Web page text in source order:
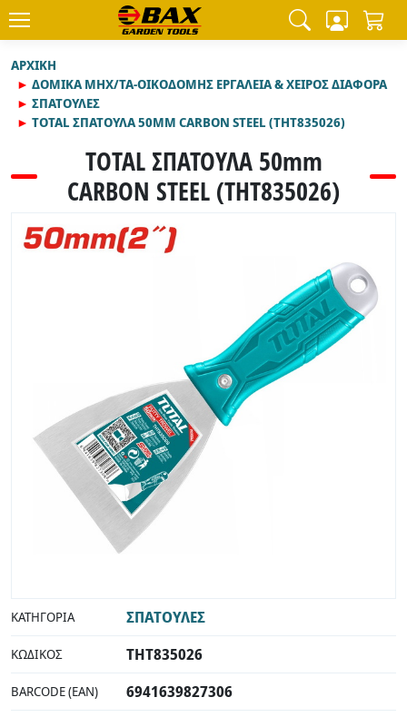
ΑΡΧΙΚΉ
ΔΟΜΙΚΑ ΜΗΧ/ΤΑ-ΟΙΚΟΔΟΜΗΣ ΕΡΓΑΛΕΙΑ & ΧΕΙΡΟΣ ΔΙΑΦΟΡΑ
ΣΠΑΤΟΥΛΕΣ
TOTAL ΣΠΑΤΟΥΛΑ 50MM CARBON STEEL (THT835026)
TOTAL ΣΠΑΤΟΥΛΑ 50mm
CARBON STEEL (THT835026)
ΚΑΤΗΓΟΡΊΑ ΣΠΑΤΟΥΛΕΣ
ΚΩΔΙΚΌΣ THT835026
BARCODE (EAN) 6941639827306